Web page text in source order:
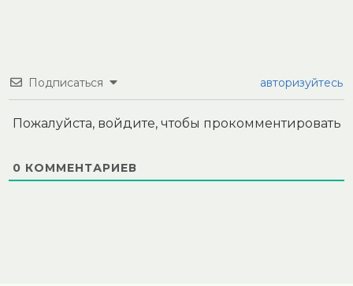
Подписаться авторизуйтесь
Пожалуйста, войдите, чтобы прокомментировать
0 КОММЕНТАРИЕВ